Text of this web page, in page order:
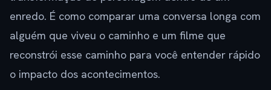
enredo. É como comparar uma conversa longa com
alguém que viveu o caminho e um filme que
reconstrói esse caminho para você entender rápido
o impacto dos acontecimentos.